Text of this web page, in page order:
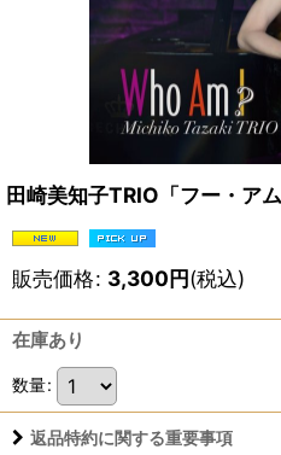
田崎美知子TRIO「フー・アム
販売価格: 3,300円(税込)
在庫あり
数量:
返品特約に関する重要事項